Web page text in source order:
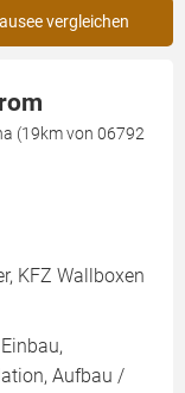
vergleichen
(19km von 06792
KFZ Wallboxen
Aufbau /